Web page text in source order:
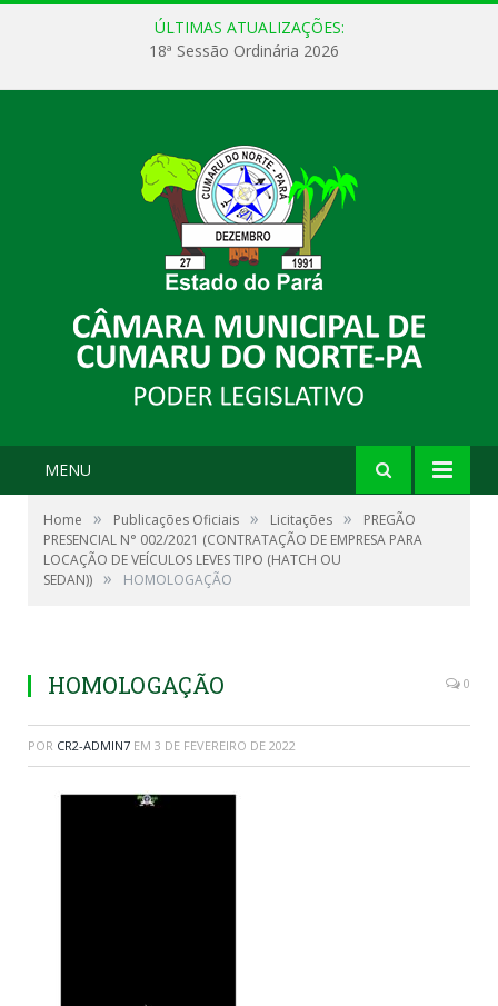
ÚLTIMAS ATUALIZAÇÕES:
18ª Sessão Ordinária 2026
MENU
Home » Publicações Oficiais » Licitações »
PREGÃO
PRESENCIAL N° 002/2021 (CONTRATAÇÃO DE EMPRESA PARA
LOCAÇÃO DE VEÍCULOS LEVES TIPO (HATCH OU
SEDAN)) » HOMOLOGAÇÃO
HOMOLOGAÇÃO 0
POR CR2-ADMIN7 EM 3 DE FEVEREIRO DE 2022